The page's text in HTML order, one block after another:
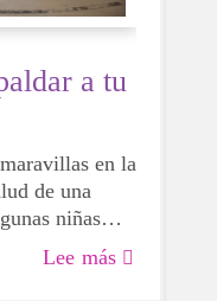
a tu
en la
de una
niñas
eso no
Para bien o
Lee más